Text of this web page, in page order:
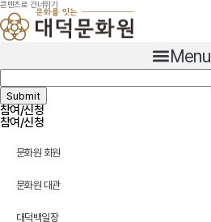
콘텐츠로 건너뛰기
Menu
참여/신청
참여/신청
문화원 회원
문화원 대관
대덕백일장